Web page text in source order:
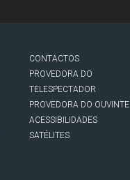
CONTACTOS
PROVEDORA DO
TELESPECTADOR
PROVEDORA DO OUVINTE
ACESSIBILIDADES
SATÉLITES